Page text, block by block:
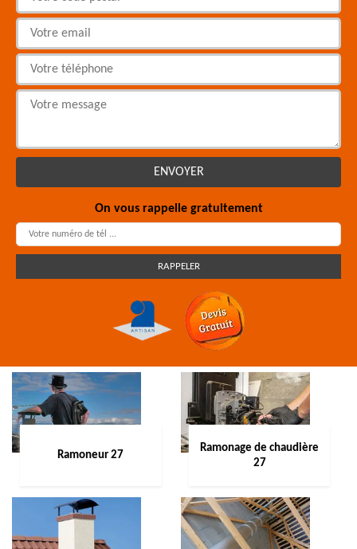
On vous rappelle gratuitement
Ramoneur 27
Ramonage de chaudière
27